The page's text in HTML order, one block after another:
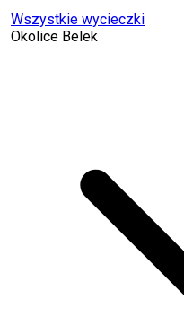
Wszystkie wycieczki
Okolice Belek